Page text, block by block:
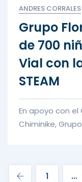
ANDRES CORRALES
Grupo
de 700
Vial con
STEAM
En apoyo con
Chiminike,
1 …